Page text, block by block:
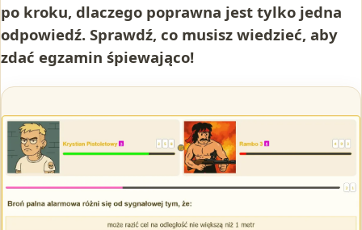
po kroku, dlaczego poprawna jest tylko jedna
odpowiedź. Sprawdź, co musisz wiedzieć, aby
zdać egzamin śpiewająco!